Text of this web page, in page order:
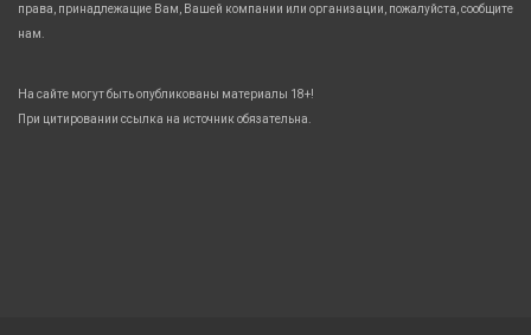
права, принадлежащие Вам, Вашей компании или организации, пожалуйста, сообщите
нам.
На сайте могут быть опубликованы материалы 18+!
При цитировании ссылка на источник обязательна.